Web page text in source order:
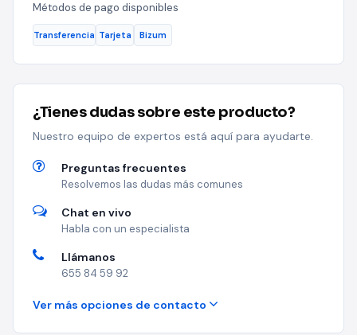
Métodos de pago disponibles
Transferencia Tarjeta Bizum
¿Tienes dudas sobre este producto?
Nuestro equipo de expertos está aquí para ayudarte.
Preguntas frecuentes
Resolvemos las dudas más comunes
Chat en vivo
Habla con un especialista
Llámanos
655 84 59 92
Ver más opciones de contacto